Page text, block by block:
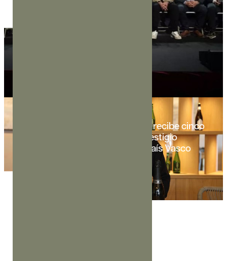
La sidra ampurdanesa Mooma recibe cinco
premios en un concurso de prestigio
internacional celebrado en el País Vasco